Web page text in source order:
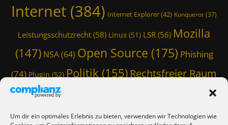
Um dir ein optimales Erlebnis zu bieten, verwenden wir Technologien wie
d
-
o
Internet (384) Internet Explorer(42) Konqueror(37)
Leistungsschutzrecht (58) Linux (51) LSR (56) Mozilla
(147) NSA(64) Open Source (175) Phishing
(74) Plugin (52) Politik (155) Rechtsfreier Raum
(117)Schwarze Koffer